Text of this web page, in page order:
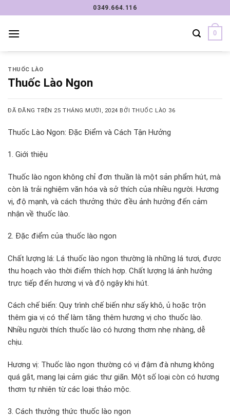
đến
nội
0349.664.116
0
THUỐC LÀO
Thuốc Lào Ngon
ĐÃ ĐĂNG TRÊN 25 THÁNG MƯỜI, 2024 BỞI THUỐC LÀO 36
Thuốc Lào Ngon: Đặc Điểm và Cách Tận Hưởng
1. Giới thiệu
Thuốc lào ngon không chỉ đơn thuần là một sản phẩm hút, mà
còn là trải nghiệm văn hóa và sở thích của nhiều người. Hương
vị, độ mạnh, và cách thưởng thức đều ảnh hưởng đến cảm
nhận về thuốc lào.
2. Đặc điểm của thuốc lào ngon
Chất lượng lá: Lá thuốc lào ngon thường là những lá tươi, được
thu hoạch vào thời điểm thích hợp. Chất lượng lá ảnh hưởng
trực tiếp đến hương vị và độ ngậy khi hút.
Cách chế biến: Quy trình chế biến như sấy khô, ủ hoặc trộn
thêm gia vị có thể làm tăng thêm hương vị cho thuốc lào.
Nhiều người thích thuốc lào có hương thơm nhẹ nhàng, dễ
chịu.
Hương vị: Thuốc lào ngon thường có vị đậm đà nhưng không
quá gắt, mang lại cảm giác thư giãn. Một số loại còn có hương
thơm tự nhiên từ các loại thảo mộc.
3. Cách thưởng thức thuốc lào ngon